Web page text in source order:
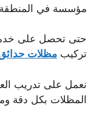
مؤسسة في المنطقة
حتى تحصل على
تركيب مظلات حدائق
نعمل على تدريب
المظلات بكل دقة